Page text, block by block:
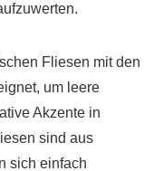
Fliesen mit den
um leere
Akzente in
sind aus
sich einfach